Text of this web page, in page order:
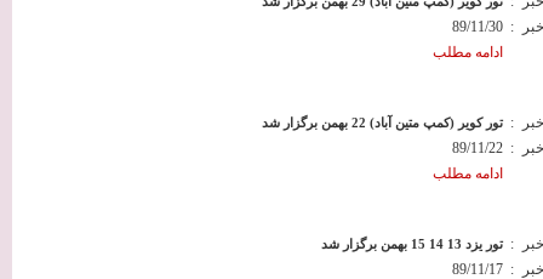
89/11/30 :
ادامه مطلب
تور کویر (کمپ متین آباد) 22 بهمن برگزار شد :
89/11/22 :
ادامه مطلب
تور یزد 13 14 15 بهمن برگزار شد :
89/11/17 :